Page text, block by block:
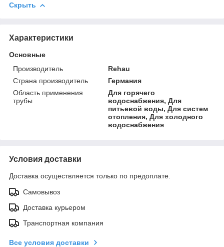
Скрыть
Характеристики
Основные
Производитель
Rehau
Страна производитель
Германия
Область применения
трубы
Для горячего
водоснабжения, Для
питьевой воды, Для систем
отопления, Для холодного
водоснабжения
Условия доставки
Доставка осуществляется только по предоплате.
Самовывоз
Доставка курьером
Транспортная компания
Все условия доставки